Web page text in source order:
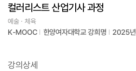
컬러리스트 산업기사 과정
예술ㆍ체육
K-MOOC 한양여자대학교 강희명 2025년
강의상세